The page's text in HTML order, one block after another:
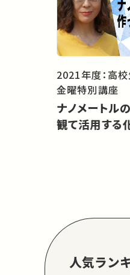
2021年度：高
金曜特別講座
ナノメートル
観て活用する
人気ラン